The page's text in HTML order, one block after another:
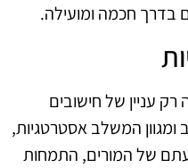
בדרך חכמה ומועילה.
עניין של חישובים
ומגוון המשלב אסטרטגיות,
של המורים, התמחות